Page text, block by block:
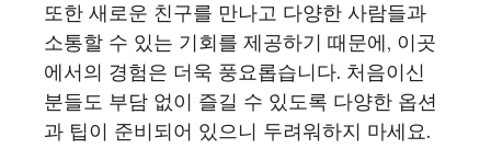
또한 새로운 친구를 만나고 다양한 사람들과
소통할 수 있는 기회를 제공하기 때문에, 이곳
에서의 경험은 더욱 풍요롭습니다. 처음이신
분들도 부담 없이 즐길 수 있도록 다양한 옵션
과 팁이 준비되어 있으니 두려워하지 마세요.